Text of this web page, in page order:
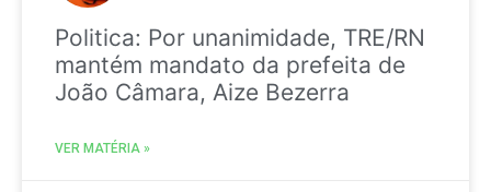
Politica: Por unanimidade, TRE/RN
mantém mandato da prefeita de
João Câmara, Aize Bezerra
VER MATÉRIA »